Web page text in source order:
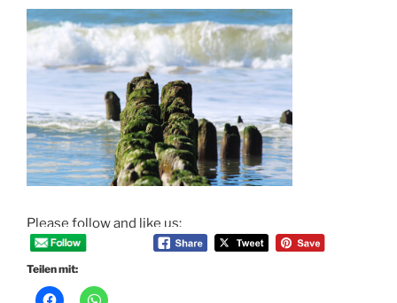
Please follow and like us:
Teilen mit: